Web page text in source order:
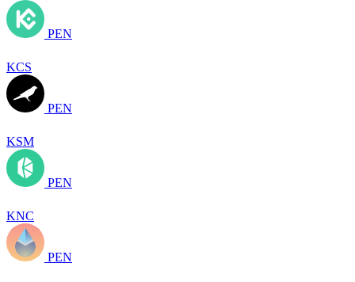
PEN
KCS
PEN
KSM
PEN
KNC
PEN